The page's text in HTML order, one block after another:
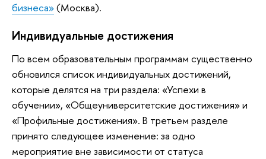
бизнеса»(Москва).
Индивидуальные достижения
По всем образовательным программам существенно
обновился список индивидуальных достижений,
которые делятся на три раздела: «Успехи в
обучении», «Общеуниверситетские достижения» и
«Профильные достижения». В третьем разделе
принято следующее изменение: за одно
мероприятие вне зависимости от статуса